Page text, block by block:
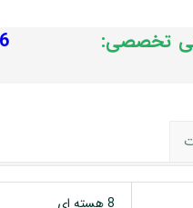
تخصصی:
8 هسته ای